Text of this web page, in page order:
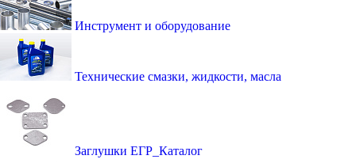
Инструмент и оборудование
Технические смазки, жидкости, масла
Заглушки ЕГР_Каталог